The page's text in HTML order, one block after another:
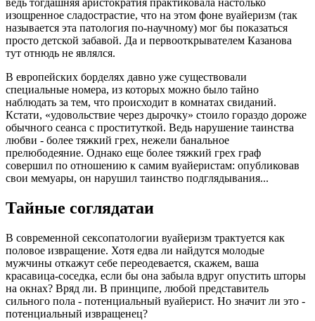
ведь тогдашняя аристократия практиковала настолько
изощренное сладострастие, что на этом фоне вуайеризм (так
называется эта патология по-научному) мог бы показаться
просто детской забавой. Да и первооткрывателем Казанова
тут отнюдь не являлся.
В европейских борделях давно уже существовали
специальные номера, из которых можно было тайно
наблюдать за тем, что происходит в комнатах свиданий.
Кстати, «удовольствие через дырочку» стоило гораздо дороже
обычного сеанса с проституткой. Ведь нарушение таинства
любви - более тяжкий грех, нежели банальное
прелюбодеяние. Однако еще более тяжкий грех граф
совершил по отношению к самим вуайеристам: опубликовав
свои мемуары, он нарушил таинство подглядывания...
Тайные соглядатаи
В современной сексопатологии вуайеризм трактуется как
половое извращение. Хотя едва ли найдутся молодые
мужчины откажут себе переодевается, скажем, ваша
красавица-соседка, если бы она забыла вдруг опустить шторы
на окнах? Вряд ли. В принципе, любой представитель
сильного пола - потенциальный вуайерист. Но значит ли это -
потенциальный извращенец?